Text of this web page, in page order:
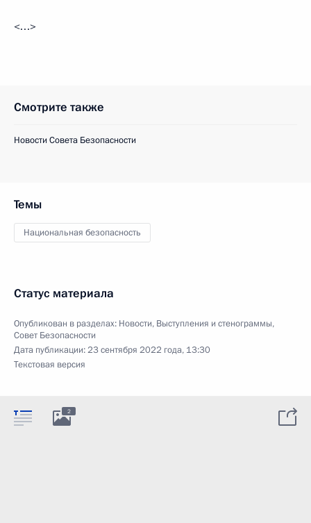
<…>
Смотрите также
Новости Совета Безопасности
Темы
Национальная безопасность
Статус материала
Опубликован в разделах: Новости, Выступления и стенограммы,
Совет Безопасности
Дата публикации:23 сентября 2022 года, 13:30
Текстовая версия
2